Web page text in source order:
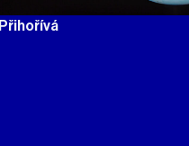
Přihořívá